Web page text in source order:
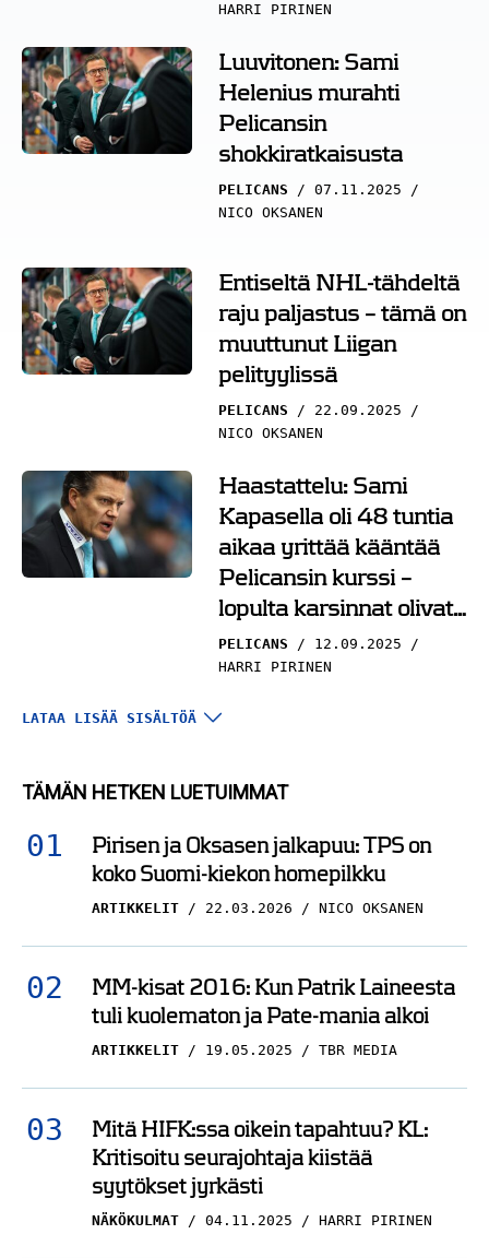
HARRI PIRINEN
Luuvitonen: Sami
Helenius murahti
Pelicansin
shokkiratkaisusta
PELICANS
07.11.2025
NICO OKSANEN
Entiseltä NHL-tähdeltä
raju paljastus – tämä on
muuttunut Liigan
pelityylissä
PELICANS
22.09.2025
NICO OKSANEN
Haastattelu: Sami
Kapasella oli 48 tuntia
aikaa yrittää kääntää
Pelicansin kurssi –
lopulta karsinnat olivat
myös tärkeä opin
paikka
PELICANS
12.09.2025
HARRI PIRINEN
Haastattelu: Sami
poikansa ja KalPan
valmensi toista
joukkuetta – ”Lämmitti
sydäntä”
PELICANS
11.09.2025
HARRI PIRINEN
Analyysi: Pelicansilla ei
ole varaa löysäilyyn –
joukkueessa yksi
selkeä vahvuusalue
Analyysi: Pelicans
palaa pudotuspeleihin –
tässä joukkueen
LATAA LISÄÄ SISÄLTÖÄ
TÄMÄN HETKEN LUETUIMMAT
Pirisen ja Oksasen jalkapuu: TPS on
koko Suomi-kiekon homepilkku
ARTIKKELIT 22.03.2026 NICO OKSANEN
MM-kisat 2016: Kun Patrik Laineesta
tuli kuolematon ja Pate-mania alkoi
ARTIKKELIT 19.05.2025 TBR MEDIA
Mitä HIFK:ssa oikein tapahtuu? KL:
Kritisoitu seurajohtaja kiistää
syytökset jyrkästi
NÄKÖKULMAT 04.11.2025 HARRI PIRINEN